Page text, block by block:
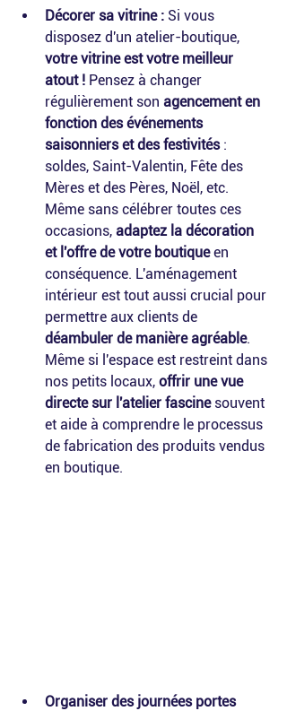
Décorer sa vitrine : Si vous
disposez d'un atelier-boutique,
votre vitrine est votre meilleur
atout ! Pensez à changer
régulièrement son agencement en
fonction des événements
saisonniers et des festivités :
soldes, Saint-Valentin, Fête des
Mères et des Pères, Noël, etc.
Même sans célébrer toutes ces
occasions, adaptez la décoration
et l'offre de votre boutique en
conséquence. L'aménagement
intérieur est tout aussi crucial pour
permettre aux clients de
déambuler de manière agréable.
Même si l'espace est restreint dans
nos petits locaux, offrir une vue
directe sur l'atelier fascine souvent
et aide à comprendre le processus
de fabrication des produits vendus
en boutique.
Organiser des journées portes